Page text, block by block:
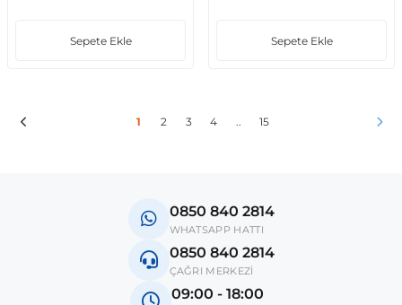
Sepete Ekle Sepete Ekle
1 2 3 4 .. 15
0850 840 2814
WHATSAPP HATTI
0850 840 2814
ÇAĞRI MERKEZİ
09:00 - 18:00